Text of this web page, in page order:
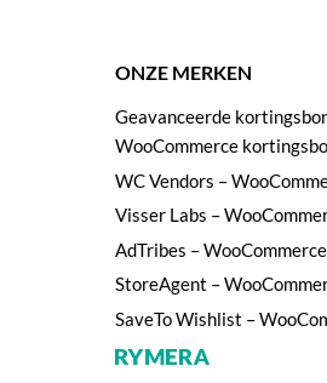
ONZE MERKEN
Geavanceerde
WooCommerce
WC Vendors –
Visser Labs –
AdTribes –
StoreAgent –
SaveTo Wishlist –